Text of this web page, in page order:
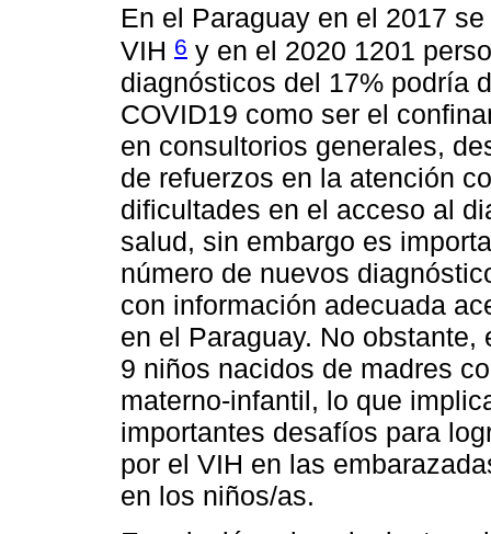
En el Paraguay en el 2017
VIH 6 y en el 2020 1201
diagnósticos del 17% podría
COVID19 como ser el
en consultorios generales,
de refuerzos en la atención
dificultades en el acceso al
salud, sin embargo es
número de nuevos
con información adecuada
en el Paraguay. No
9 niños nacidos de madres
materno-infantil, lo que
importantes desafíos para
por el VIH en las
en los niños/as.